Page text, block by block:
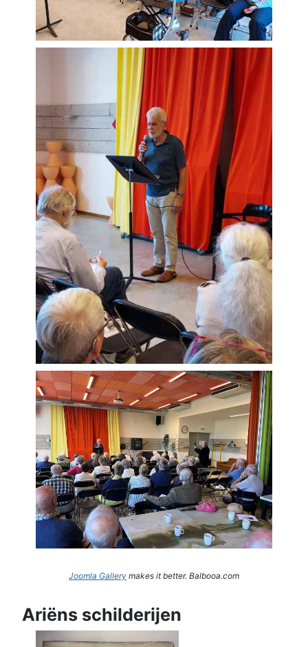
Joomla Gallery makes it better. Balbooa.com
Ariëns schilderijen